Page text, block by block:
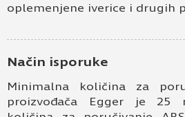
oplemenjene iverice i drugih
Način isporuke
Minimalna količina za
proizvođača Egger je 25